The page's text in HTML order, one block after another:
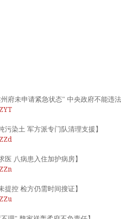
府未申请紧急状态" 中央政府不能违
污染土 军方派专门队清理支援】
医 八病患入住加护病房】
提控 检方仍需时间搜证】